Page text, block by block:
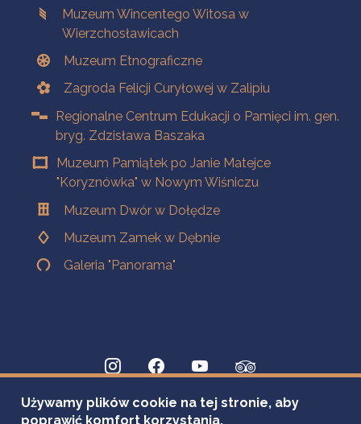
Muzeum Wincentego Witosa w
Wierzchosławicach
Muzeum Etnograficzne
Zagroda Felicji Curyłowej w Zalipiu
Regionalne Centrum Edukacji o Pamięci im. gen.
bryg. Zdzisława Baszaka
Muzeum Pamiątek po Janie Matejce
"Koryznówka" w Nowym Wiśniczu
Muzeum Dwór w Dołędze
Muzeum Zamek w Dębnie
Galeria "Panorama"
Używamy plików cookie na tej stronie, aby
poprawić komfort korzystania.